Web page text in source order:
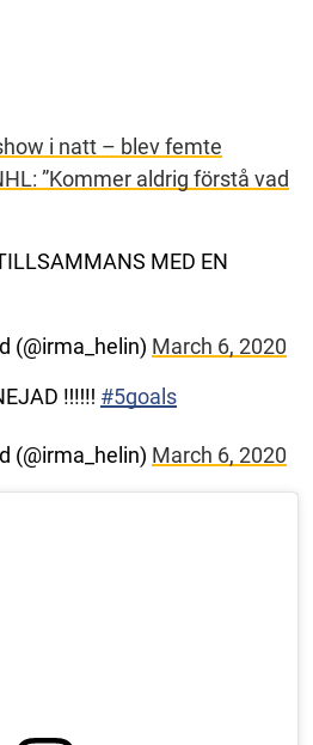
i natt – blev femte
”Kommer aldrig förstå vad
MED EN
(@irma_helin) March 6, 2020
‼️‼️‼️ #5goals
(@irma_helin) March 6, 2020